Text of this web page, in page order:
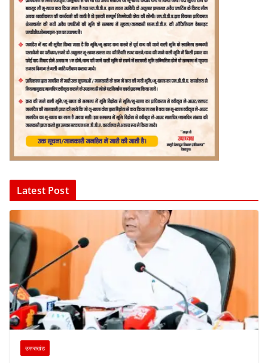
Latest Post
उत्तराखंड